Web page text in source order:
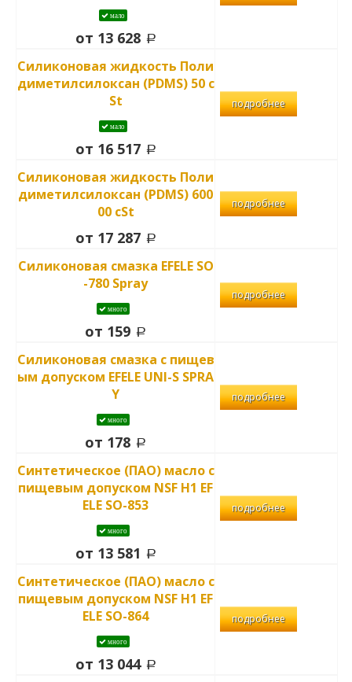
мало
от 13 628
Силиконовая жидкость Поли
диметилсилоксан (PDMS) 50 c
St
мало
от 16 517
подробнее
Силиконовая жидкость Поли
диметилсилоксан (PDMS) 600
00 cSt
от 17 287
подробнее
Силиконовая смазка EFELE SO
-780 Spray
много
от 159
подробнее
Силиконовая смазка с пищев
ым допуском EFELE UNI-S SPRA
Y
много
от 178
подробнее
Синтетическое (ПАО) масло с
пищевым допуском NSF H1 EF
ELE SO-853
много
от 13 581
подробнее
Синтетическое (ПАО) масло с
пищевым допуском NSF H1 EF
ELE SO-864
много
от 13 044
подробнее